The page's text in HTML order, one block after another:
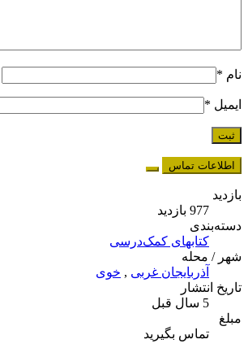
نام *
ایمیل *
اطلاعات تماس
بازدید
977 بازدید
دسته‌بندی
کتابهای کمک‌درسی
شهر / محله
آذربایجان غربی , خوی
تاریخ انتشار
5 سال قبل
مبلغ
تماس بگیرید